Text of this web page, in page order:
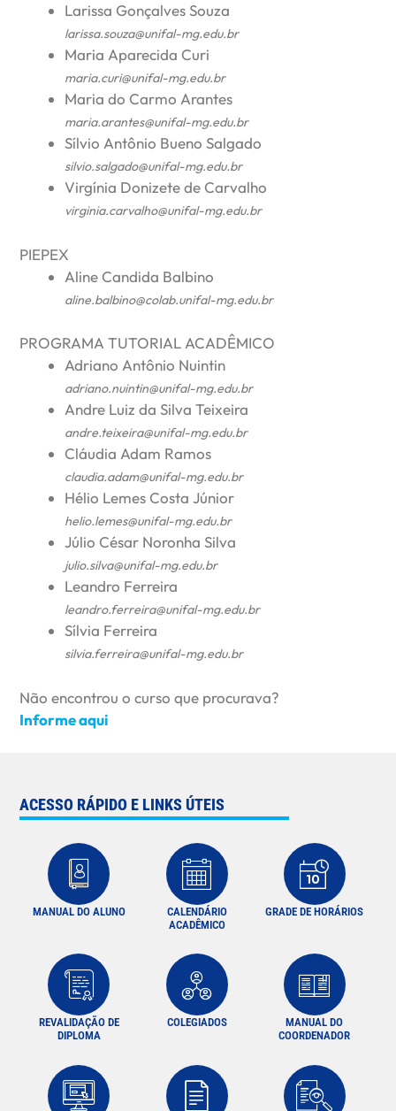
Larissa Gonçalves Souza
larissa.souza@unifal-mg.edu.br
Maria Aparecida Curi
maria.curi@unifal-mg.edu.br
Maria do Carmo Arantes
maria.arantes@unifal-mg.edu.br
Sílvio Antônio Bueno Salgado
silvio.salgado@unifal-mg.edu.br
Virgínia Donizete de Carvalho
virginia.carvalho@unifal-mg.edu.br
PIEPEX
Aline Candida Balbino
aline.balbino@colab.unifal-mg.edu.br
PROGRAMA TUTORIAL ACADÊMICO
Adriano Antônio Nuintin
adriano.nuintin@unifal-mg.edu.br
Andre Luiz da Silva Teixeira
andre.teixeira@unifal-mg.edu.br
Cláudia Adam Ramos
claudia.adam@unifal-mg.edu.br
Hélio Lemes Costa Júnior
helio.lemes@unifal-mg.edu.br
Júlio César Noronha Silva
julio.silva@unifal-mg.edu.br
Leandro Ferreira
leandro.ferreira@unifal-mg.edu.br
Sílvia Ferreira
silvia.ferreira@unifal-mg.edu.br
Não encontrou o curso que procurava?
Informe aqui
ACESSO RÁPIDO E LINKS ÚTEIS
MANUAL DO ALUNO
CALENDÁRIO
ACADÊMICO
GRADE DE HORÁRIOS
REVALIDAÇÃO DE
DIPLOMA
COLEGIADOS
MANUAL DO
COORDENADOR